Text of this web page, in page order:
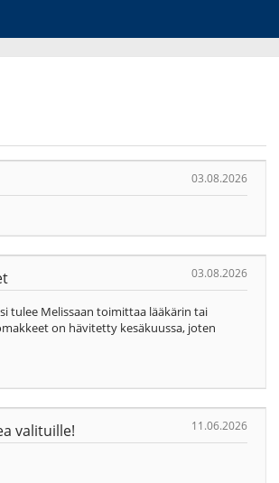
03.08.2026
03.08.2026
tulee Melissaan toimittaa lääkärin tai
on hävitetty kesäkuussa, joten
valituille! 11.06.2026